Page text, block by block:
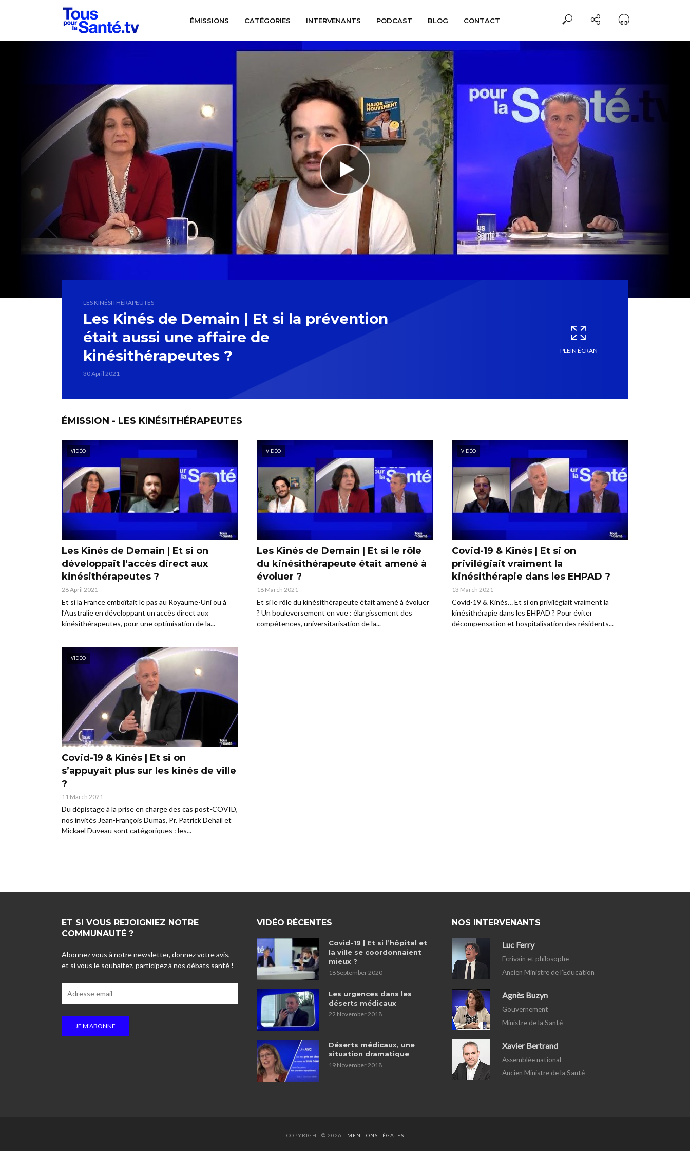
ÉMISSIONS CATÉGORIES INTERVENANTS PODCAST BLOG CONTACT
LES KINÉSITHÉRAPEUTES
Les Kinés de Demain | Et si la prévention
était aussi une affaire de
kinésithérapeutes ?
30 April 2021
PLEIN ÉCRAN
ÉMISSION - LES KINÉSITHÉRAPEUTES
VIDÉO
Les Kinés de Demain | Et si on
développait l’accès direct aux
kinésithérapeutes ?
28 April 2021
Et si la France emboîtait le pas au Royaume-Uni ou à
l’Australie en développant un accès direct aux
kinésithérapeutes, pour une optimisation de la...
VIDÉO
Les Kinés de Demain | Et si le rôle
du kinésithérapeute était amené à
évoluer ?
18 March 2021
Et si le rôle du kinésithérapeute était amené à évoluer
? Un bouleversement en vue : élargissement des
compétences, universitarisation de la...
VIDÉO
Covid-19 & Kinés | Et si on
privilégiait vraiment la
kinésithérapie dans les EHPAD ?
13 March 2021
Covid-19 & Kinés… Et si on privilégiait vraiment la
kinésithérapie dans les EHPAD ? Pour éviter
décompensation et hospitalisation des résidents...
VIDÉO
Covid-19 & Kinés | Et si on
s’appuyait plus sur les kinés de ville
?
11 March 2021
Du dépistage à la prise en charge des cas post-COVID,
nos invités Jean-François Dumas, Pr. Patrick Dehail et
Mickael Duveau sont catégoriques : les...
ET SI VOUS REJOIGNIEZ NOTRE
COMMUNAUTÉ ?
Abonnez vous à notre newsletter, donnez votre avis,
et si vous le souhaitez, participez à nos débats santé !
VIDÉO RÉCENTES
Covid-19 | Et si l’hôpital et
la ville se coordonnaient
mieux ?
18 September 2020
Les urgences dans les
déserts médicaux
22 November 2018
Déserts médicaux, une
situation dramatique
19 November 2018
NOS INTERVENANTS
Luc Ferry
Ecrivain et philosophe
Ancien Ministre de l’Éducation
Agnès Buzyn
Gouvernement
Ministre de la Santé
Xavier Bertrand
Assemblée national
Ancien Ministre de la Santé
COPYRIGHT © 2026 - MENTIONS LÉGALES